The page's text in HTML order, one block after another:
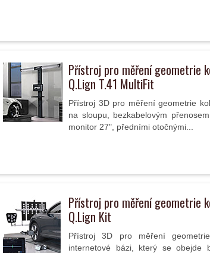
Přístroj pro měření geometrie
Q.Lign T.41 MultiFit
Přístroj 3D pro měření geometrie
na sloupu, bezkabelovým
monitor 27", předními otočnými...
Přístroj pro měření geometrie
Q.Lign Kit
Přístroj 3D pro měření
internetové bázi, který se obejde